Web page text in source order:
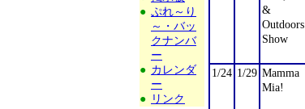
● ぷれ～り
～・バッ
クナンバ
ー
● カレンダ
ー
● リンク
&
Outdoors
Show
1/24 1/29 Mamma
Mia!